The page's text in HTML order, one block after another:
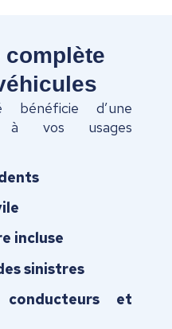
complète
bénéficie d’une
à vos usages
incluse
sinistres
et